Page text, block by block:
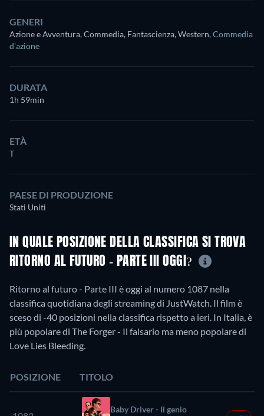
GENERI
Azione e Avventura, Commedia, Fantascienza, Western,Commedia
d'azione
DURATA
1h 59min
ETÀ
T
PAESE DI PRODUZIONE
Stati Uniti
IN QUALE POSIZIONE DELLA CLASSIFICA SI TROVA
RITORNO AL FUTURO - PARTE III OGGI?
Ritorno al futuro - Parte III è oggi al numero 1087 nella
classifica quotidiana degli streaming di JustWatch. Il film è
sceso di -40 posizioni nella classifica rispetto a ieri. In Italia, è
più popolare di The Forger - Il falsario ma meno popolare di
Love Lies Bleeding.
POSIZIONE TITOLO
Baby Driver - Il genio